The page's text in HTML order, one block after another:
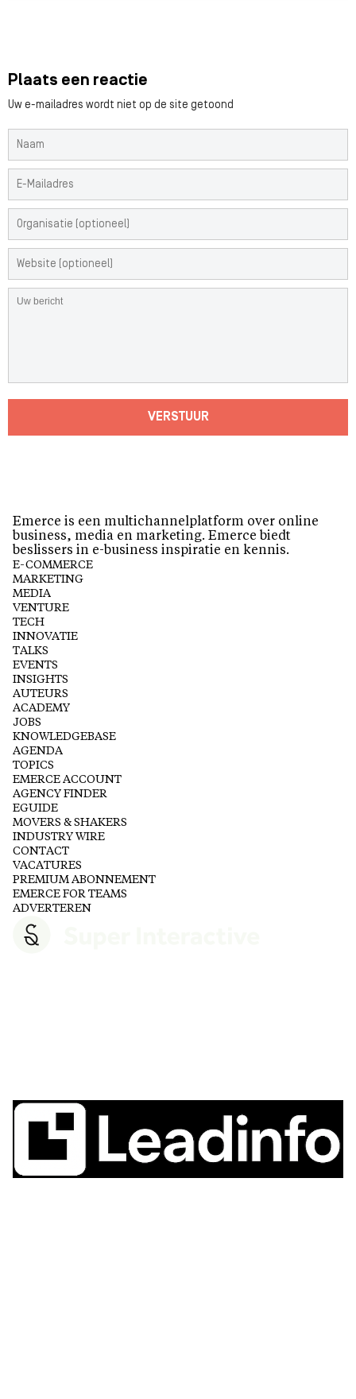
Plaats een reactie
Uw e-mailadres wordt niet op de site getoond
VERSTUUR
Emerce is een multichannelplatform over online
business, media en marketing. Emerce biedt
beslissers in e-business inspiratie en kennis.
E-COMMERCE
MARKETING
MEDIA
VENTURE
TECH
INNOVATIE
TALKS
EVENTS
INSIGHTS
AUTEURS
ACADEMY
JOBS
KNOWLEDGEBASE
AGENDA
TOPICS
EMERCE ACCOUNT
AGENCY FINDER
EGUIDE
MOVERS & SHAKERS
INDUSTRY WIRE
CONTACT
VACATURES
PREMIUM ABONNEMENT
EMERCE FOR TEAMS
ADVERTEREN